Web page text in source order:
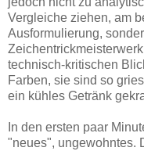
Vergleiche ziehen, am
Ausformulierung,
technisch-kritischen
Farben, sie sind so
ein kühles Getränk
In den ersten paar
"neues", ungewohntes.